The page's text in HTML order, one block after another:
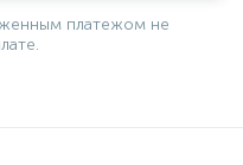
платежом не